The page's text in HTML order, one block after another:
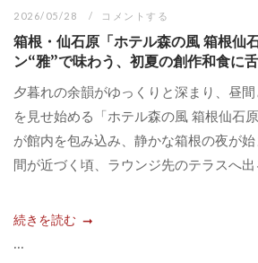
2026/05/28 コメントする
箱根・仙石原「ホテル森の風 箱根仙
ン“雅”で味わう、初夏の創作和食に
夕暮れの余韻がゆっくりと深まり、昼
を見せ始める「ホテル森の風 箱根仙石
が館内を包み込み、静かな箱根の夜が
間が近づく頃、ラウンジ先のテラスへ
続きを読む
...